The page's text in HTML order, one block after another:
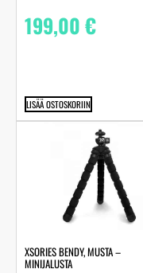
199,00€
LISÄÄ OSTOSKORIIN
XSORIES BENDY, MUSTA –
MINIJALUSTA